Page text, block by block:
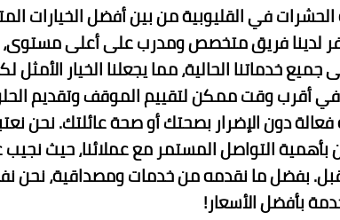
في القليوبية من بين أفضل الخيارات
لدينا فريق متخصص ومدرب على أعلى
أقرب وقت ممكن لتقييم الموقف وتقديم
دون الإضرار بصحتك أو صحة عائلتك. نحن
بأهمية التواصل المستمر مع عملائنا، حيث
بفضل ما نقدمه من خدمات ومصداقية، نحن
بأفضل الأسعار!